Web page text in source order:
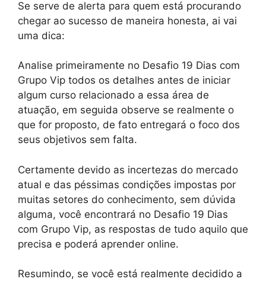
Se serve de alerta para quem está procurando
chegar ao sucesso de maneira honesta, ai vai
uma dica:
Analise primeiramente no Desafio 19 Dias com
Grupo Vip todos os detalhes antes de iniciar
algum curso relacionado a essa área de
atuação, em seguida observe se realmente o
que for proposto, de fato entregará o foco dos
seus objetivos sem falta.
Certamente devido as incertezas do mercado
atual e das péssimas condições impostas por
muitas setores do conhecimento, sem dúvida
alguma, você encontrará no Desafio 19 Dias
com Grupo Vip, as respostas de tudo aquilo que
precisa e poderá aprender online.
Resumindo, se você está realmente decidido a